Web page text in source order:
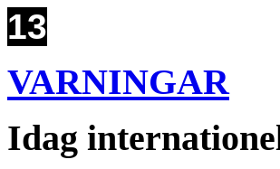
13
VARNINGAR
Idag